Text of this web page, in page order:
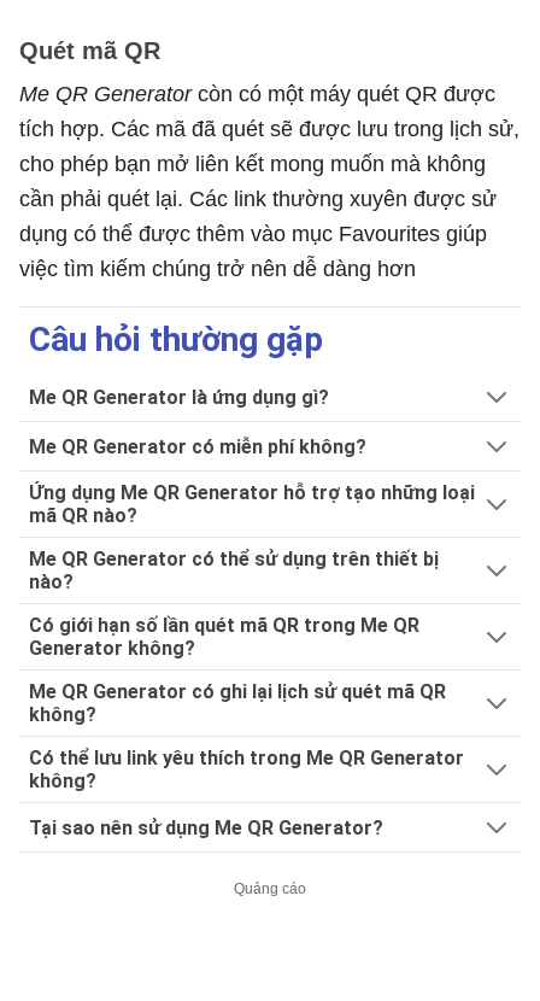
Quét mã QR
Me QR Generatorcòn có một máy quét QR được
tích hợp. Các mã đã quét sẽ được lưu trong lịch sử,
cho phép bạn mở liên kết mong muốn mà không
cần phải quét lại. Các link thường xuyên được sử
dụng có thể được thêm vào mục Favourites giúp
việc tìm kiếm chúng trở nên dễ dàng hơn
Câu hỏi thường gặp
Me QR Generator là ứng dụng gì?
Me QR Generator có miễn phí không?
Ứng dụng Me QR Generator hỗ trợ tạo những loại
mã QR nào?
Me QR Generator có thể sử dụng trên thiết bị
nào?
Có giới hạn số lần quét mã QR trong Me QR
Generator không?
Me QR Generator có ghi lại lịch sử quét mã QR
không?
Có thể lưu link yêu thích trong Me QR Generator
không?
Tại sao nên sử dụng Me QR Generator?